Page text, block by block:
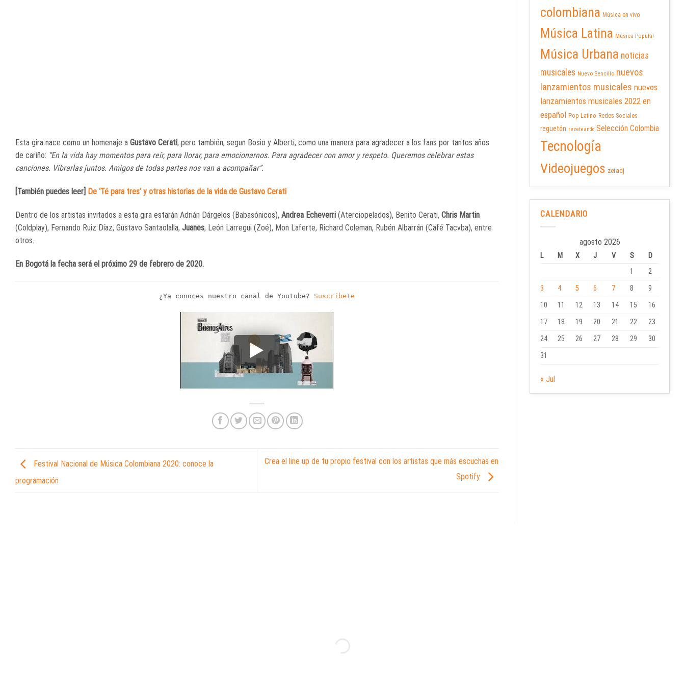
Esta gira nace como un homenaje a Gustavo Cerati, pero también, segun Bosio y Alberti, como una manera para agradecer a los fans por tantos años
de cariño: “En la vida hay momentos para reír, para llorar, para emocionarnos. Para agradecer con amor y respeto. Queremos celebrar estas
canciones. Vibrarlas juntos. Amigos de todas partes nos van a acompañar”.
[También puedes leer] De ‘Té para tres’ y otras historias de la vida de Gustavo Cerati
Dentro de los artistas invitados a esta gira estarán Adrián Dárgelos (Babasónicos), Andrea Echeverri (Aterciopelados), Benito Cerati, Chris Martin
(Coldplay), Fernando Ruiz Díaz, Gustavo Santaolalla, Juanes, León Larregui (Zoé), Mon Laferte, Richard Coleman, Rubén Albarrán (Café Tacvba), entre
otros.
En Bogotá la fecha será el próximo 29 de febrero de 2020.
¿Ya conoces nuestro canal de Youtube? Suscríbete
Festival Nacional de Música Colombiana 2020: conoce la
programación
Crea el line up de tu propio festival con los artistas que más escuchas en
Spotify
colombiana Música en vivo
Música Latina Música Popular
Música Urbana noticias
musicales Nuevo Sencillo nuevos
lanzamientos musicales nuevos
lanzamientos musicales 2022 en
español Pop Latino Redes Sociales
reguetón rezeteando Selección Colombia
Tecnología
Videojuegos zetadj
CALENDARIO
agosto 2026
L M X J V S
D
1
2
3
4 5 6 7 8
9
10
11 12 13 14 15
16
17
18 19 20 21 22
23
24
25 26 27 28 29
30
31
« Jul